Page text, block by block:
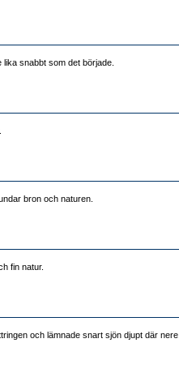
lika snabbt som det började.
bron och naturen.
fin natur.
och lämnade snart sjön djupt där nere.